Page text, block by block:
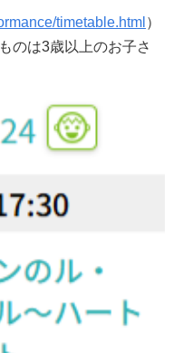
timetable.html ）
のは3歳以上のお子さ